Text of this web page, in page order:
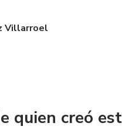
Villarroel
quien creó